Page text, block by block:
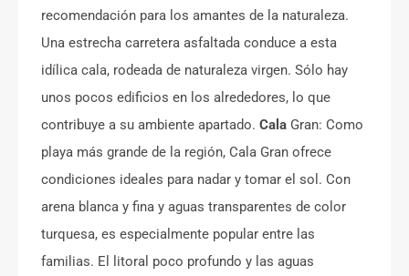
recomendación para los amantes de la naturaleza.
Una estrecha carretera asfaltada conduce a esta
idílica cala, rodeada de naturaleza virgen. Sólo hay
unos pocos edificios en los alrededores, lo que
contribuye a su ambiente apartado. Cala Gran: Como
playa más grande de la región, Cala Gran ofrece
condiciones ideales para nadar y tomar el sol. Con
arena blanca y fina y aguas transparentes de color
turquesa, es especialmente popular entre las
familias. El litoral poco profundo y las aguas